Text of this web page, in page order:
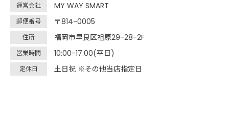
運営会社 MY WAY SMART
郵便番号 〒814-0005
住所 福岡市早良区祖原29-28-2F
営業時間 10:00-17:00(平日)
定休日 土日祝 ※その他当店指定日